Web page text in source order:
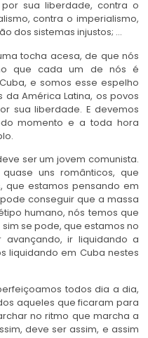
sua liberdade, contra o
contra o imperialismo,
dos sistemas injustos; …
tocha acesa, de que nós
que cada um de nós é
e somos esse espelho
América Latina, os povos
sua liberdade. E devemos
momento e a toda hora
ser um jovem comunista.
uns românticos, que
que estamos pensando em
conseguir que a massa
humano, nós temos que
se pode, que estamos no
ir liquidando a
liquidando em Cuba nestes
todos dia a dia,
aqueles que ficaram para
no ritmo que marcha a
deve ser assim, e assim